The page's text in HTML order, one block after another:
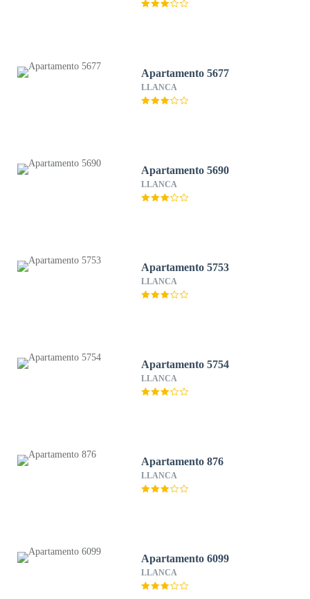
Apartamento 5677
LLANCA
Apartamento 5690
LLANCA
Apartamento 5753
LLANCA
Apartamento 5754
LLANCA
Apartamento 876
LLANCA
Apartamento 6099
LLANCA